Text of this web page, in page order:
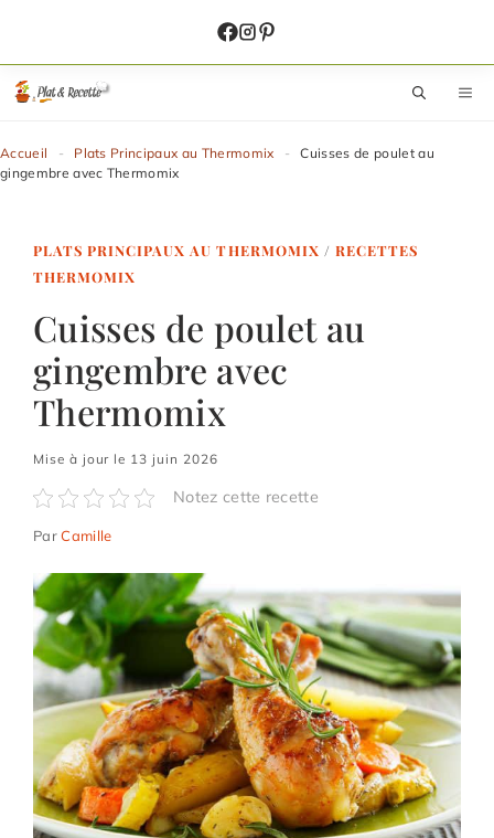
contenu
Accueil - Plats Principaux au Thermomix -
Cuisses de poulet au
gingembre avec Thermomix
PLATS PRINCIPAUX AU THERMOMIX / RECETTES
THERMOMIX
Cuisses de poulet au
gingembre avec
Thermomix
Mise à jour le 13 juin 2026
Notez cette recette
ParCamille